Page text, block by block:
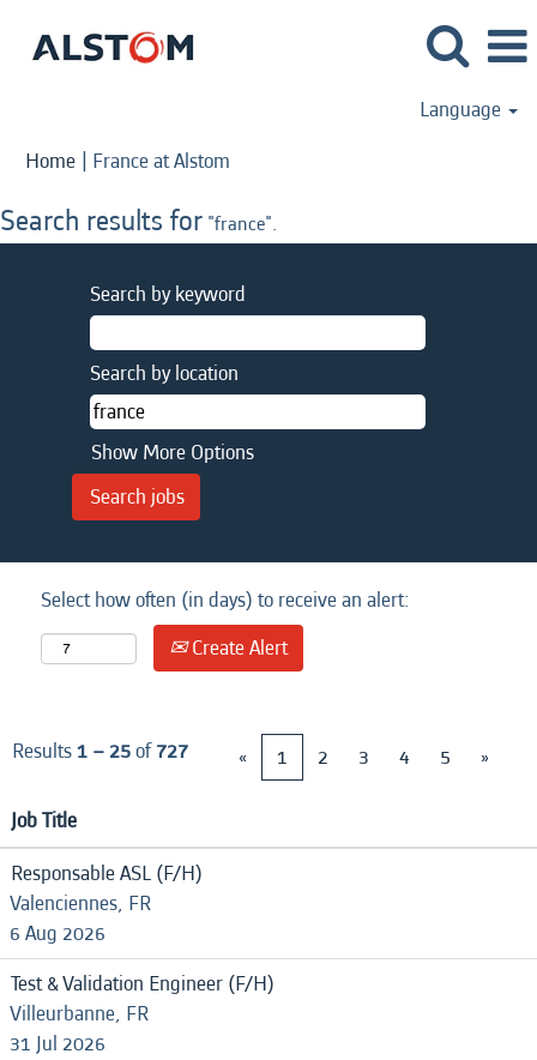
Language
Home | France at Alstom
Search results for "france".
Search by keyword
Search by location
Show More Options
Select how often (in days) to receive an alert:
Create Alert
Results1 – 25of727 « 1 2 3 4 5 »
Job Title
Responsable ASL (F/H)
Valenciennes, FR
6 Aug 2026
Test & Validation Engineer (F/H)
Villeurbanne, FR
31 Jul 2026